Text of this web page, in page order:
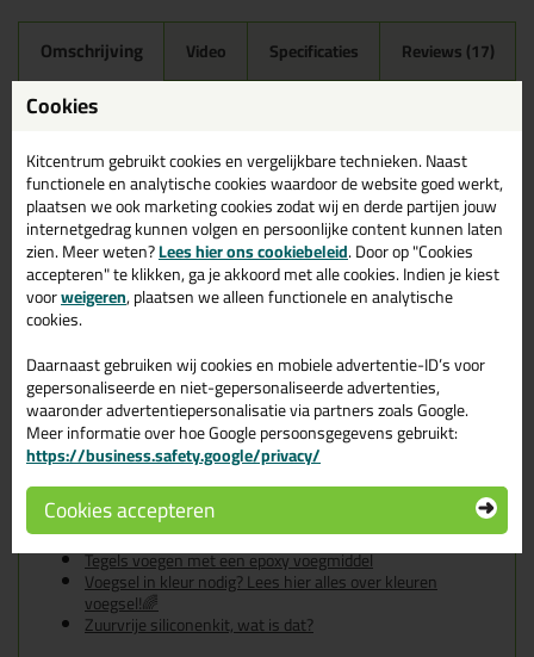
Omschrijving Video Specificaties Reviews (17)
Mapei Mapesil AC 310ml in
163 - Licht Lila
Zoek je Mapei Mapesil AC 310ml in een specifieke kleur?
Gevonden! Deze Mapei Mapesil AC 310ml in de kleur 163 - Licht
Lila is te gebruiken voor verschillende toepassingen. Een
professioneel en hoogwaardig product welke makkelijk te
gebruiken is. Bestel de Mapei Mapesil AC 310ml in de kleur 163 -
Licht Lila vandaag nog! Op voorraad en op werkdagen besteld =
morgen in huis.
Wil je meer weten over de toepassing en kenmerken van dit
product?Lees alles over dit product >
Tips & tricks voor Mapei Mapesil AC
310ml
In de volgende blogs wordt dit product gebruikt:
Tegels kitten? Zo doe je dat!
Tegels voegen met cementgebonden voegmiddel
Tegels voegen met een epoxy voegmiddel
Voegsel in kleur nodig? Lees hier alles over kleuren
voegsel!🌈
Zuurvrije siliconenkit, wat is dat?
Cookies
Kitcentrum gebruikt cookies en vergelijkbare technieken. Naast
functionele en analytische cookies waardoor de website goed werkt,
plaatsen we ook marketing cookies zodat wij en derde partijen jouw
internetgedrag kunnen volgen en persoonlijke content kunnen laten
zien. Meer weten?Lees hier ons cookiebeleid. Door op "Cookies
accepteren" te klikken, ga je akkoord met alle cookies. Indien je kiest
voorweigeren, plaatsen we alleen functionele en analytische
cookies.
Daarnaast gebruiken wij cookies en mobiele advertentie-ID’s voor
gepersonaliseerde en niet-gepersonaliseerde advertenties,
waaronder advertentiepersonalisatie via partners zoals Google.
Meer informatie over hoe Google persoonsgegevens gebruikt:
https://business.safety.google/privacy/
Cookies accepteren